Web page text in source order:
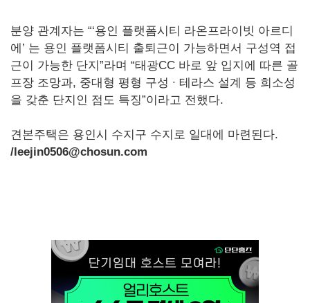
분양 관계자는 “‘용인 플랫폼시티 라온프라이빗 아르디
에’ 는 용인 플랫폼시티 출퇴근이 가능하면서 구성역 접
근이 가능한 단지”라며 “태광CC 바로 앞 입지에 따른 골
프장 조망과, 중대형 평형 구성 ∙ 테라스 설계 등 희소성
을 갖춘 단지인 점도 특징”이라고 전했다.
견본주택은 용인시 수지구 수지로 일대에 마련된다.
/leejin0506@chosun.com